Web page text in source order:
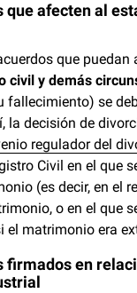
que afecten al
que puedan
civil y demás
fallecimiento) se
la decisión de
regulador del
Civil en el que
(es decir, en el
o en el que
el matrimonio era
firmados en